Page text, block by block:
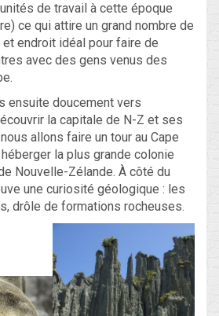
de travail à cette époque
ce qui attire un grand nombre de
endroit idéal pour faire de
avec des gens venus des
ensuite doucement vers
la capitale de N-Z et ses
allons faire un tour au Cape
la plus grande colonie
Nouvelle-Zélande. À côté du
une curiosité géologique : les
drôle de formations rocheuses.